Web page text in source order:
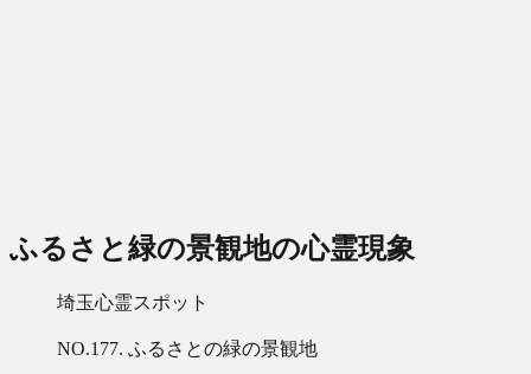
ふるさと緑の景観地の心霊現象
埼玉心霊スポット
NO.177. ふるさとの緑の景観地